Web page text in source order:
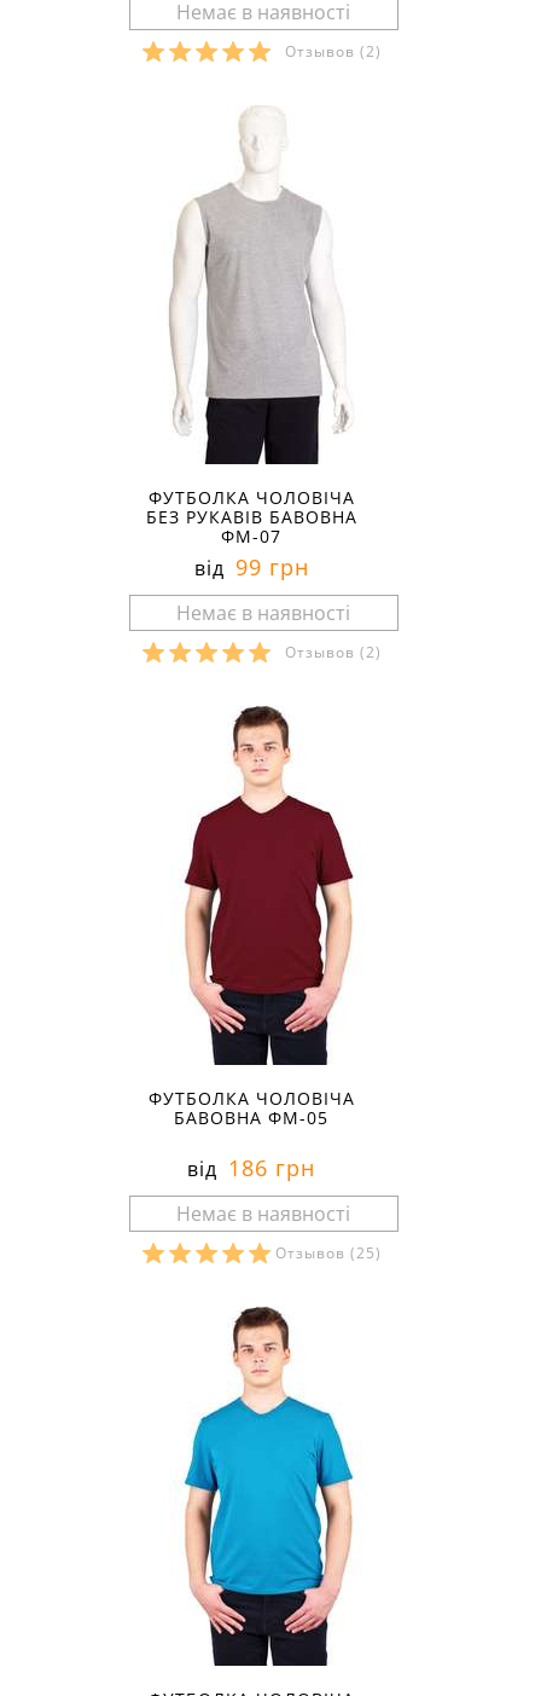
Отзывов (2)
ФУТБОЛКА ЧОЛОВІЧА
БЕЗ РУКАВІВ БАВОВНА
ФМ-07
від 99 грн
Отзывов (2)
ФУТБОЛКА ЧОЛОВІЧА
БАВОВНА ФМ-05
від 186 грн
Отзывов (25)